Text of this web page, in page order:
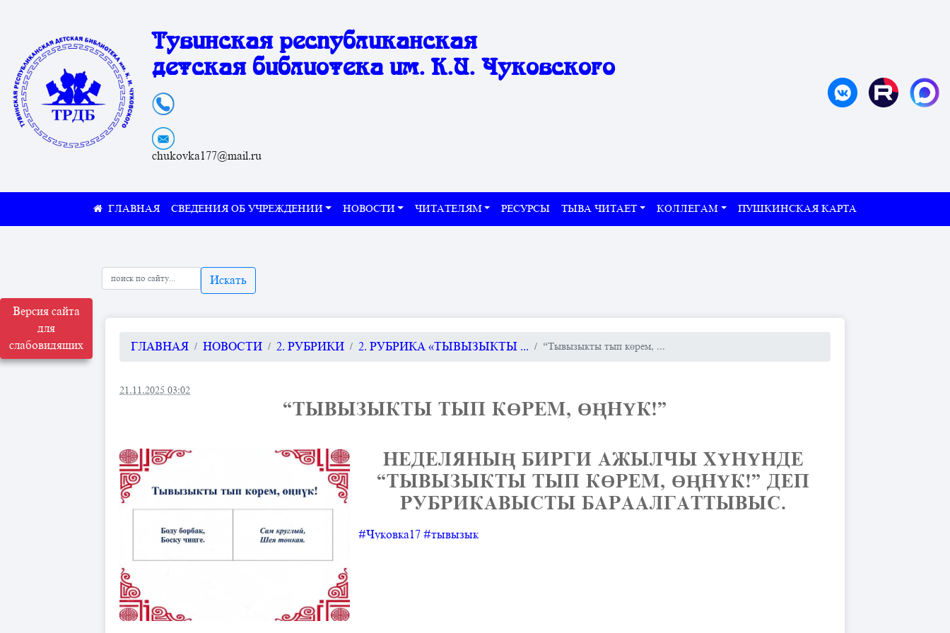
Версия сайта
для
слабовидящих
Тувинская республиканская
детская библиотека им. К.И. Чуковского
chukovka177@mail.ru
СВЕДЕНИЯ ОБ УЧРЕЖДЕНИИ НОВОСТИ ЧИТАТЕЛЯМ РЕСУРСЫ ТЫВА ЧИТАЕТ КОЛЛЕГАМ ПУШКИНСКАЯ КАРТА
Искать
ГЛАВНАЯ НОВОСТИ 2. РУБРИКИ 2. РУБРИКА «ТЫВЫЗЫКТЫ ... “Тывызыкты тып көрем, ...
21.11.2025 03:02
“ТЫВЫЗЫКТЫ ТЫП КӨРЕМ, ӨҢНҮК!”
НЕДЕЛЯНЫҢ БИРГИ АЖЫЛЧЫ ХҮНҮНДЕ
“ТЫВЫЗЫКТЫ ТЫП КӨРЕМ, ӨҢНҮК!” ДЕП
РУБРИКАВЫСТЫ БАРААЛГАТТЫВЫС.
#Чуковка17 #тывызык